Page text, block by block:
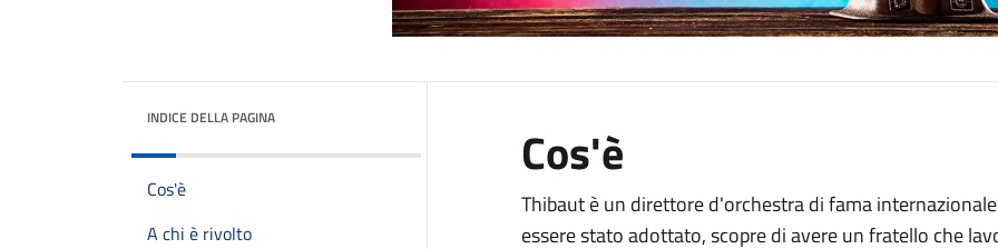
INDICE DELLA PAGINA
Cos'è
A chi è rivolto
Cos'è
Thibaut è un direttore d'orchestra di fama
essere stato adottato, scopre di avere un fratello che